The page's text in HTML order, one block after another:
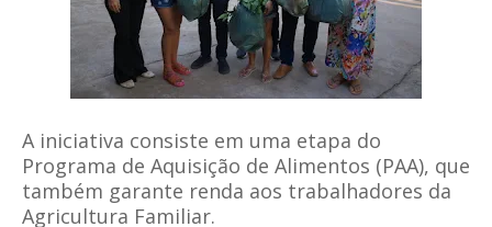
A iniciativa consiste em uma etapa do
Programa de Aquisição de Alimentos (PAA), que
também garante renda aos trabalhadores da
Agricultura Familiar.